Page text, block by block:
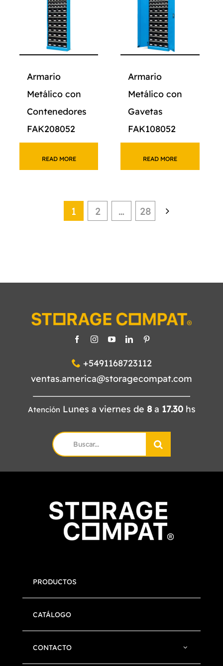
Armario
Metálico con
Contenedores
FAK208052
READ MORE
Armario
Metálico con
Gavetas
FAK108052
READ MORE
1 2 … 28
+5491168723112
ventas.america@storagecompat.com
Atención Lunes a viernes de 8a 17.30hs
Search
for:
PRODUCTOS
CATÁLOGO
CONTACTO